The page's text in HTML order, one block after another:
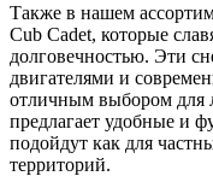
Также в нашем
Cub Cadet, которые
долговечностью. Эти
двигателями и
отличным выбором для
предлагает удобные и
подойдут как для
территорий.